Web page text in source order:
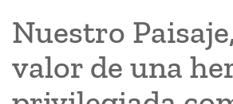
Nuestro
valor de una